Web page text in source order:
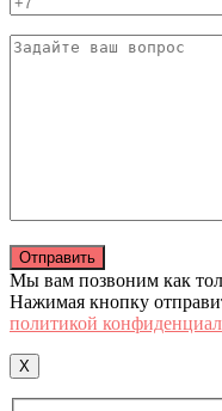
Мы вам позвоним как
Нажимая кнопку
политикой
X